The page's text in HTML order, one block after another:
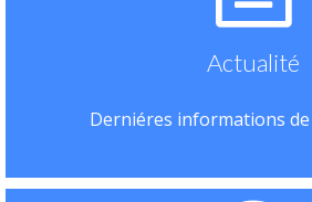
Actualité
Derniéres informations